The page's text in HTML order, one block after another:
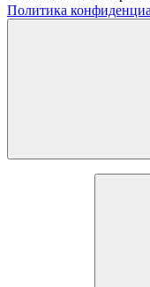
Политика